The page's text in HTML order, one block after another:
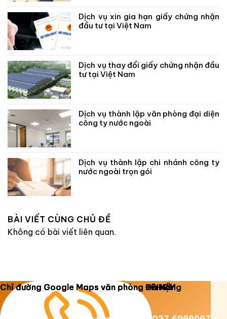
Dịch vụ xin gia hạn giấy chứng nhận
đầu tư tại Việt Nam
Dịch vụ thay đổi giấy chứng nhận đầu
tư tại Việt Nam
Dịch vụ thành lập văn phòng đại diện
công ty nước ngoài
Dịch vụ thành lập chi nhánh công ty
nước ngoài trọn gói
BÀI VIẾT CÙNG CHỦ ĐỀ
Không có bài viết liên quan.
Copyright 2026 © Luật Dương Gia